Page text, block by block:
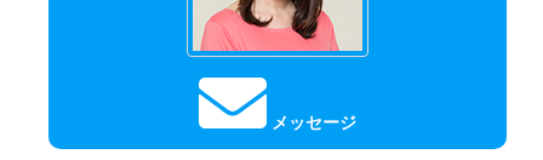
メッセージ